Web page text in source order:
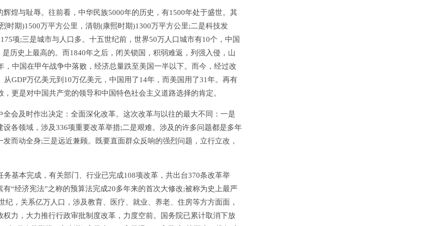
与耻辱。往前看，中华民族5000年的历史，有1500年处于盛世。其
时期)1500万平方公里，清朝(康熙时期)1300万平方公里;二是科技发
项;三是城市与人口多。十五世纪前，世界50万人口城市有10个，中国
历史上最高的。而1840年之后，闭关锁国，积弱难返，列强入侵，山
中国在甲午战争中落败，经济总量跌至美国一半以下。而今，经过改
GDP万亿美元到10万亿美元，中国用了14年，而美国用了31年。再有
更是对中国共产党的领导和中国特色社会主义道路选择的肯定。
及时作出决定：全面深化改革。这次改革与以往的最大不同：一是
各领域，涉及336项重要改革举措;二是艰难。涉及的许多问题都是多年
而动全身;三是远近兼顾。既要直面群众反响的强烈问题，立行立改，
本完成，有关部门、行业已完成108项改革，共出台370条改革举
“经济宪法”之称的预算法完成20多年来的首次大修改;被称为史上最严
，关系亿万人口，涉及教育、医疗、就业、养老、住房等方方面面，
力，大力推行行政审批制度改革，力度空前。国务院已累计取消下放